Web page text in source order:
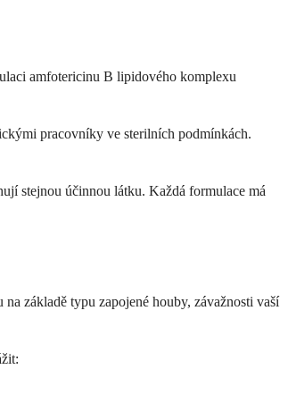
amfotericinu B lipidového komplexu
pracovníky ve sterilních podmínkách.
stejnou účinnou látku. Každá formulace má
základě typu zapojené houby, závažnosti vaší